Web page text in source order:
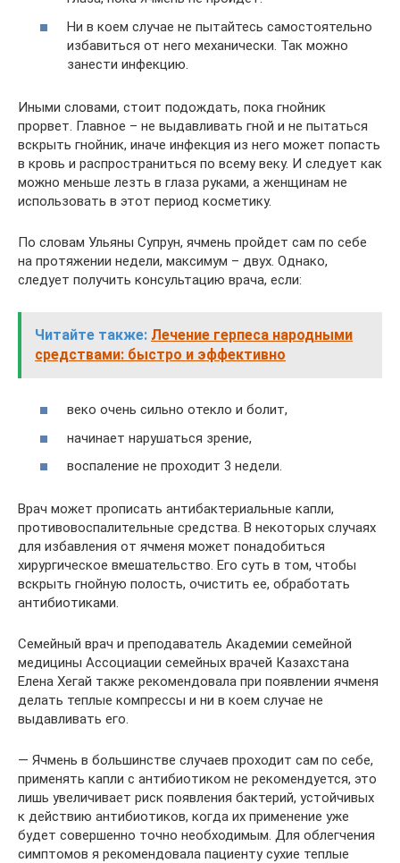
Ни в коем случае не пытайтесь самостоятельно
избавиться от него механически. Так можно
занести инфекцию.
Иными словами, стоит подождать, пока гнойник
прорвет. Главное – не выдавливать гной и не пытаться
вскрыть гнойник, иначе инфекция из него может попасть
в кровь и распространиться по всему веку. И следует как
можно меньше лезть в глаза руками, а женщинам не
использовать в этот период косметику.
По словам Ульяны Супрун, ячмень пройдет сам по себе
на протяжении недели, максимум – двух. Однако,
следует получить консультацию врача, если:
Читайте также: Лечение герпеса народными
средствами: быстро и эффективно
веко очень сильно отекло и болит,
начинает нарушаться зрение,
воспаление не проходит 3 недели.
Врач может прописать антибактериальные капли,
противовоспалительные средства. В некоторых случаях
для избавления от ячменя может понадобиться
хирургическое вмешательство. Его суть в том, чтобы
вскрыть гнойную полость, очистить ее, обработать
антибиотиками.
Семейный врач и преподаватель Академии семейной
медицины Ассоциации семейных врачей Казахстана
Елена Хегай также рекомендовала при появлении ячменя
делать теплые компрессы и ни в коем случае не
выдавливать его.
— Ячмень в большинстве случаев проходит сам по себе,
применять капли с антибиотиком не рекомендуется, это
лишь увеличивает риск появления бактерий, устойчивых
к действию антибиотиков, когда их применение уже
будет совершенно точно необходимым. Для облегчения
симптомов я рекомендовала пациенту сухие теплые